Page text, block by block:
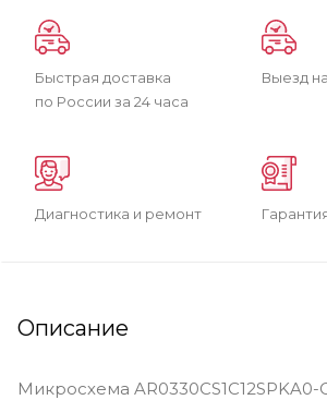
Быстрая доставка
по России за 24 часа
Выезд
Диагностика и ремонт
Описание
Микросхема